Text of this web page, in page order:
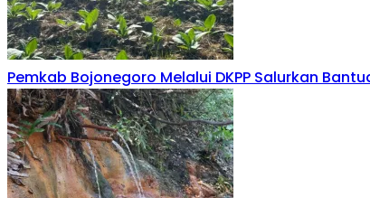
Pemkab Bojonegoro Melalui DKPP Salurkan